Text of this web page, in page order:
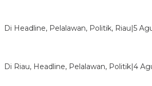
Di Headline, Pelalawan, Politik, Riau|5
Di Riau, Headline, Pelalawan, Politik|4